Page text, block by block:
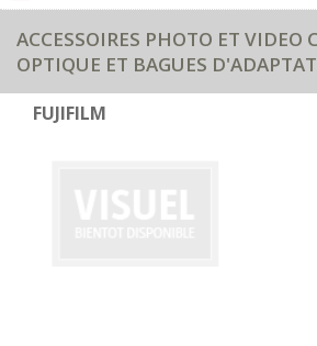
ACCESSOIRES PHOTO ET VIDEO
OPTIQUE ET BAGUES
FUJIFILM